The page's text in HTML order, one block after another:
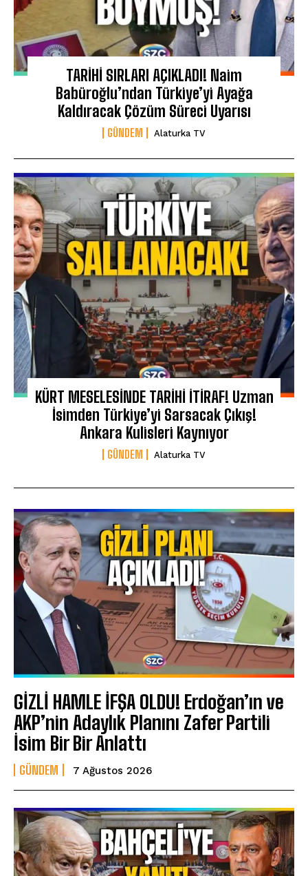
TARİHİ SIRLARI AÇIKLADI! Naim
Babüroğlu’ndan Türkiye’yi Ayağa
Kaldıracak Çözüm Süreci Uyarısı
GÜNDEM Alaturka TV
KÜRT MESELESİNDE TARİHİ İTİRAF! Uzman
İsimden Türkiye’yi Sarsacak Çıkış!
Ankara Kulisleri Kaynıyor
GÜNDEM Alaturka TV
GİZLİ HAMLE İFŞA OLDU! Erdoğan’ın ve
AKP’nin Adaylık Planını Zafer Partili
İsim Bir Bir Anlattı
GÜNDEM 7 Ağustos 2026